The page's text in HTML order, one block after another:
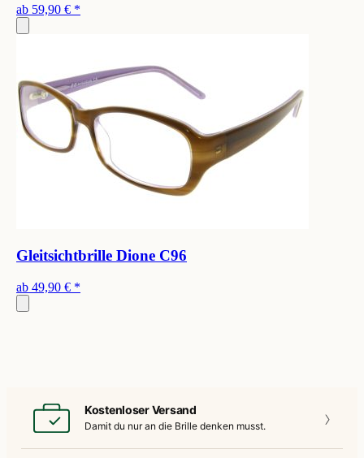
ab 59,90 € *
Gleitsichtbrille Dione C96
ab 49,90 € *
Kostenloser Versand
Damit du nur an die Brille denken musst.